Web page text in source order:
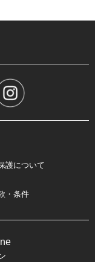
護について
・条件